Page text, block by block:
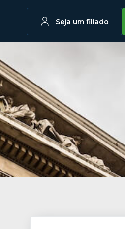
Seja um filiado